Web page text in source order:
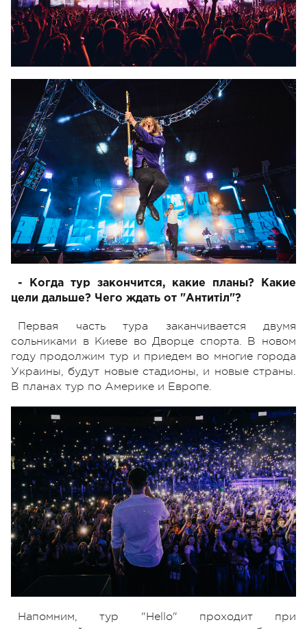
- Когда тур закончится, какие планы? Какие
цели дальше? Чего ждать от "Антитіл"?
Первая часть тура заканчивается двумя
сольниками в Киеве во Дворце спорта. В новом
году продолжим тур и приедем во многие города
Украины, будут новые стадионы, и новые страны.
В планах тур по Америке и Европе.
Напомним, тур "Hello" проходит при